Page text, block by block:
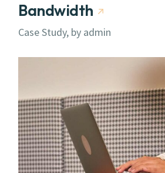
Bandwidth
Case Study, by admin